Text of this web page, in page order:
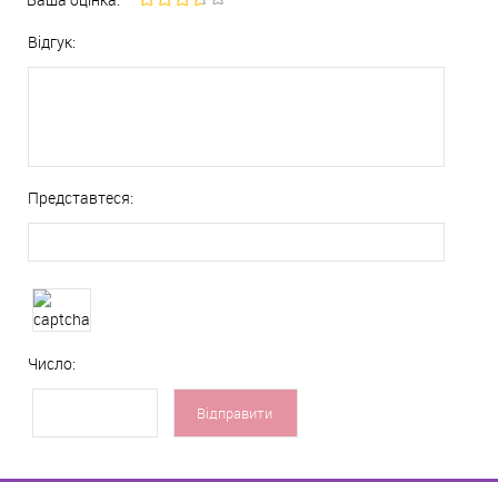
Відгук:
Представтеся:
Число: